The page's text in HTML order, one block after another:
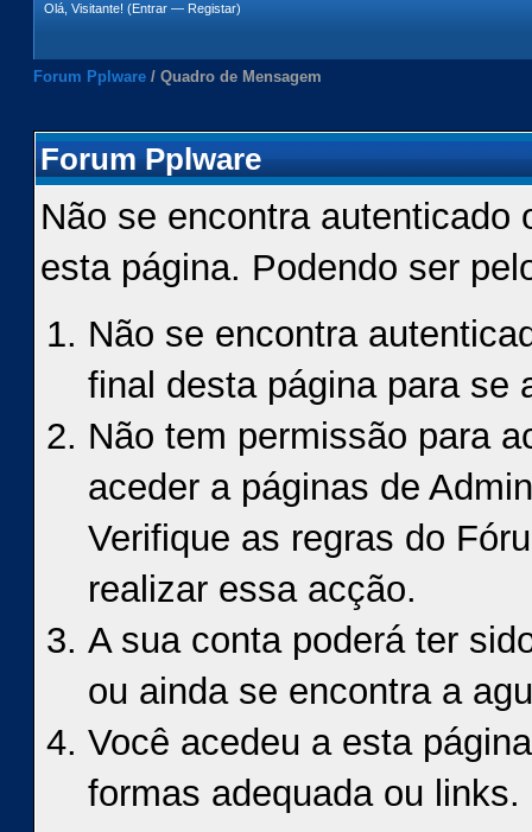
Olá, Visitante! (Entrar — Registar)
Forum Pplware / Quadro de Mensagem
Forum Pplware
Não se encontra autenticado
esta página. Podendo ser
Não se encontra
final desta página para se
Não tem permissão para
aceder a páginas de
Verifique as regras do
realizar essa acção.
A sua conta poderá ter
ou ainda se encontra a
Você acedeu a esta
formas adequada ou links.